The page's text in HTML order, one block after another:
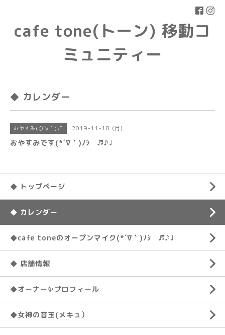
cafe tone(トーン) 移動コ
ミュニティー
◆ カレンダー
おやすみ(○´∀｀)ﾉﾞ 2019-11-18 (月)
おやすみです(*´∇｀)ﾉｼ ♬♪♩
◆ トップページ
◆ カレンダー
◆cafe toneのオープンマイク(*´∇｀)ﾉｼ ♬♪♩
◆ 店舗情報
◆オーナー✨プロフィール
◆女神の音玉(メキュ）